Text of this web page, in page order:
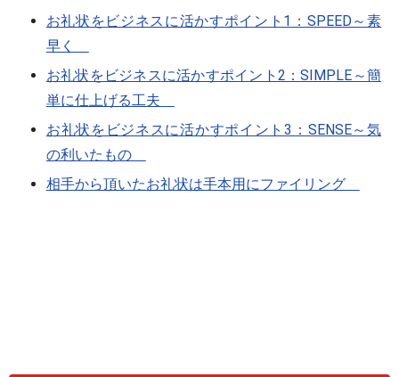
お礼状をビジネスに活かすポイント1：SPEED～素
早く
お礼状をビジネスに活かすポイント2：SIMPLE～簡
単に仕上げる工夫
お礼状をビジネスに活かすポイント3：SENSE～気
の利いたもの
相手から頂いたお礼状は手本用にファイリング